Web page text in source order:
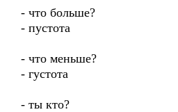
- что больше?
- пустота
- что меньше?
- густота
- ты кто?